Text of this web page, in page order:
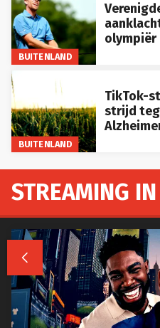
BUITENLAND
olympiër
BUITENLAND
TikTok-
strijd
STREAMING
